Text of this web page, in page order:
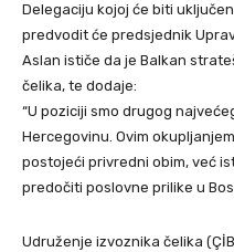
Delegaciju kojoj će biti
predvodit će predsjednik
Aslan ističe da je Balkan
čelika, te dodaje:
“U poziciji smo drugog
Hercegovinu. Ovim
postojeći privredni obim, već
predočiti poslovne prilike u
Udruženje izvoznika čelika